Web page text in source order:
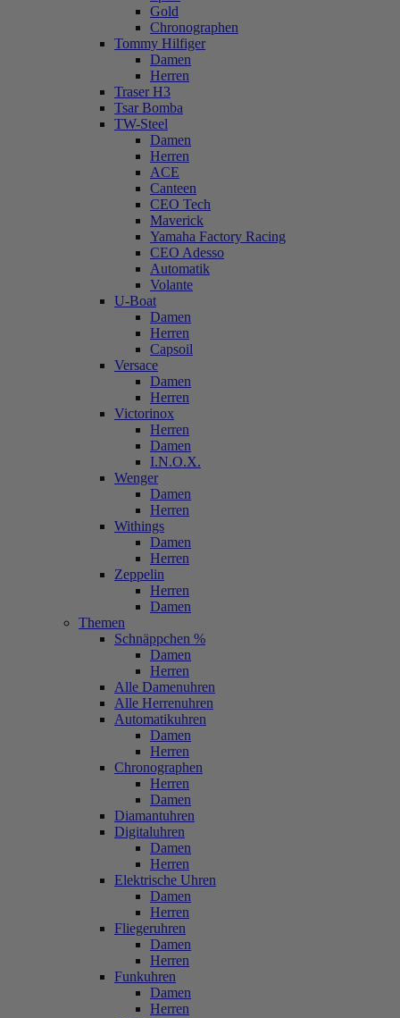
Gold
Chronographen
Tommy Hilfiger
Damen
Herren
Traser H3
Tsar Bomba
TW-Steel
Damen
Herren
ACE
Canteen
CEO Tech
Maverick
Yamaha Factory Racing
CEO Adesso
Automatik
Volante
U-Boat
Damen
Herren
Capsoil
Versace
Damen
Herren
Victorinox
Herren
Damen
I.N.O.X.
Wenger
Damen
Herren
Withings
Damen
Herren
Zeppelin
Herren
Damen
Themen
Schnäppchen %
Damen
Herren
Alle Damenuhren
Alle Herrenuhren
Automatikuhren
Damen
Herren
Chronographen
Herren
Damen
Diamantuhren
Digitaluhren
Damen
Herren
Elektrische Uhren
Damen
Herren
Fliegeruhren
Damen
Herren
Funkuhren
Damen
Herren